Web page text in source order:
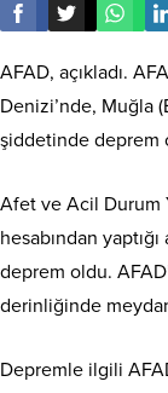
AFAD, açıkladı.
Denizi’nde, Muğla
şiddetinde deprem
Afet ve Acil Durum
hesabından
deprem oldu.
derinliğinde
Depremle ilgili